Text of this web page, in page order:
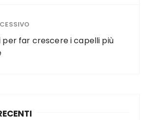
per far crescere i capelli più